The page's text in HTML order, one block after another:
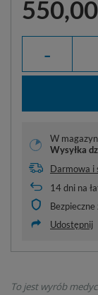
550,00
-
W
Wysyłka
Darmowa i
14dni na
Udostępnij
To jest wyrób